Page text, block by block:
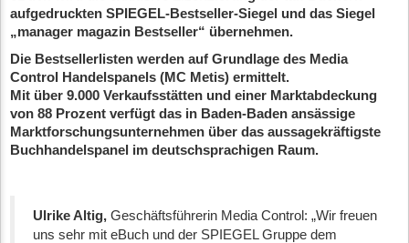
aufgedruckten SPIEGEL-Bestseller-Siegel und das Siegel
„manager magazin Bestseller“ übernehmen.
Die Bestsellerlisten werden auf Grundlage des Media
Control Handelspanels (MC Metis) ermittelt.
Mit über 9.000 Verkaufsstätten und einer Marktabdeckung
von 88 Prozent verfügt das in Baden-Baden ansässige
Marktforschungsunternehmen über das aussagekräftigste
Buchhandelspanel im deutschsprachigen Raum.
Ulrike Altig, Geschäftsführerin Media Control: „Wir freuen
uns sehr mit eBuch und der SPIEGEL Gruppe dem